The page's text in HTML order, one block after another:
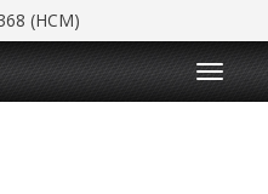
(HCM)
T
o
g